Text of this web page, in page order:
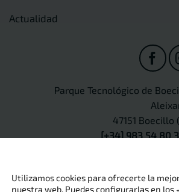
Actualidad
Parque Tecnológico de
47151
[+34] 983 54 80
Utilizamos cookies para ofrecerte la
nuestra web. Puedes configurarlas en los